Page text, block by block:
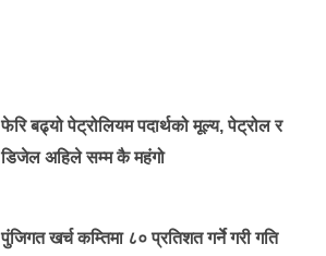
फेरि बढ्यो पेट्रोलियम पदार्थको मूल्य, पेट्रोल र
डिजेल अहिले सम्म कै महंगो
पुंजिगत खर्च कम्तिमा ८० प्रतिशत गर्ने गरी गति